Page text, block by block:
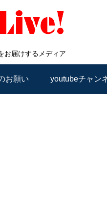
お届けするメディア
お願い youtubeチャン